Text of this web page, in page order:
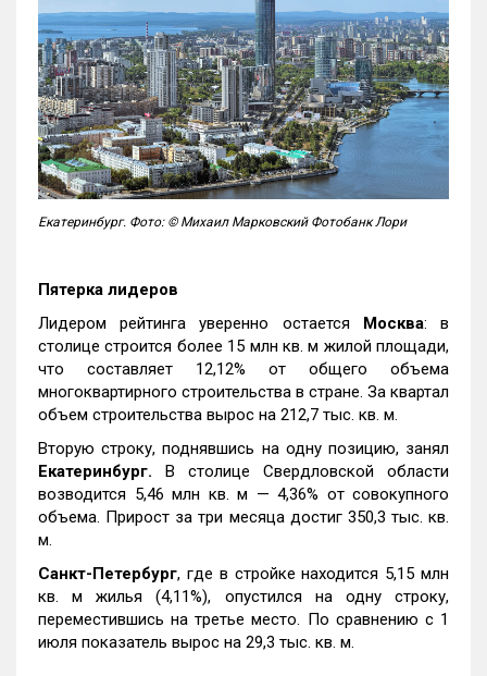
Екатеринбург. Фото: © Михаил Марковский Фотобанк Лори
Пятерка лидеров
Лидером рейтинга уверенно остается Москва: в
столице строится более 15 млн кв. м жилой площади,
что составляет 12,12% от общего объема
многоквартирного строительства в стране. За квартал
объем строительства вырос на 212,7 тыс. кв. м.
Вторую строку, поднявшись на одну позицию, занял
Екатеринбург. В столице Свердловской области
возводится 5,46 млн кв. м — 4,36% от совокупного
объема. Прирост за три месяца достиг 350,3 тыс. кв.
м.
Санкт-Петербург, где в стройке находится 5,15 млн
кв. м жилья (4,11%), опустился на одну строку,
переместившись на третье место. По сравнению с 1
июля показатель вырос на 29,3 тыс. кв. м.